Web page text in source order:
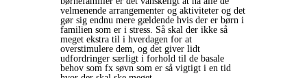
velmenende arrangementer og aktiviteter og det
gør sig endnu mere gældende hvis der er børn i
familien som er i stress. Så skal der ikke så
meget ekstra til i hverdagen for at
overstimulere dem, og det giver lidt
udfordringer særligt i forhold til de basale
behov som fx søvn som er så vigtigt i en tid